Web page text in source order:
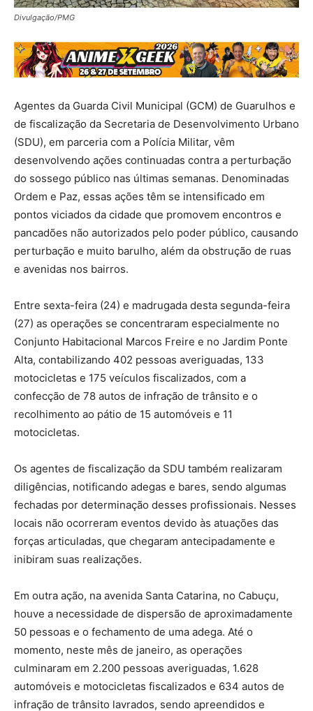
Divulgação/PMG
Agentes da Guarda Civil Municipal (GCM) de Guarulhos e
de fiscalização da Secretaria de Desenvolvimento Urbano
(SDU), em parceria com a Polícia Militar, vêm
desenvolvendo ações continuadas contra a perturbação
do sossego público nas últimas semanas. Denominadas
Ordem e Paz, essas ações têm se intensificado em
pontos viciados da cidade que promovem encontros e
pancadões não autorizados pelo poder público, causando
perturbação e muito barulho, além da obstrução de ruas
e avenidas nos bairros.
Entre sexta-feira (24) e madrugada desta segunda-feira
(27) as operações se concentraram especialmente no
Conjunto Habitacional Marcos Freire e no Jardim Ponte
Alta, contabilizando 402 pessoas averiguadas, 133
motocicletas e 175 veículos fiscalizados, com a
confecção de 78 autos de infração de trânsito e o
recolhimento ao pátio de 15 automóveis e 11
motocicletas.
Os agentes de fiscalização da SDU também realizaram
diligências, notificando adegas e bares, sendo algumas
fechadas por determinação desses profissionais. Nesses
locais não ocorreram eventos devido às atuações das
forças articuladas, que chegaram antecipadamente e
inibiram suas realizações.
Em outra ação, na avenida Santa Catarina, no Cabuçu,
houve a necessidade de dispersão de aproximadamente
50 pessoas e o fechamento de uma adega. Até o
momento, neste mês de janeiro, as operações
culminaram em 2.200 pessoas averiguadas, 1.628
automóveis e motocicletas fiscalizados e 634 autos de
infração de trânsito lavrados, sendo apreendidos e